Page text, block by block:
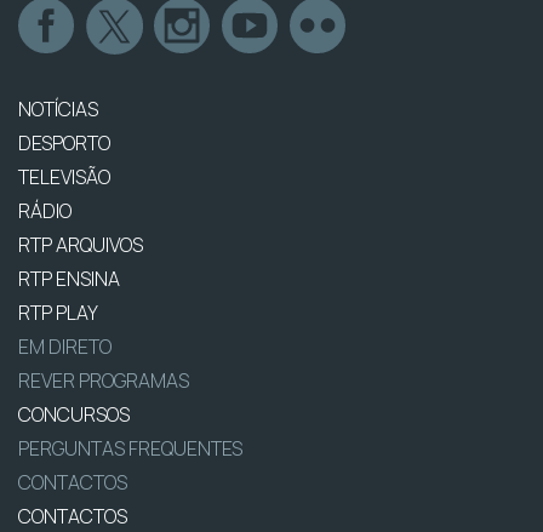
NOTÍCIAS
DESPORTO
TELEVISÃO
RÁDIO
RTP ARQUIVOS
RTP ENSINA
RTP PLAY
EM DIRETO
REVER PROGRAMAS
CONCURSOS
PERGUNTAS FREQUENTES
CONTACTOS
CONTACTOS